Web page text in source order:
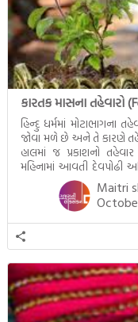
કારતક માસના તહેવારો
હિન્દુ ધર્મમાં મોટાભાગના
જોવા મળે છે અને તે કારણે
હાલમાં જ પ્રકાશનો
મહિનામાં આવતી દેવપોઢી
આવતી દેવ ઊઠી
દીક્ષાગ્રહણ, યજ્ઞ, ગૃહપ્રવેશ
Maitri